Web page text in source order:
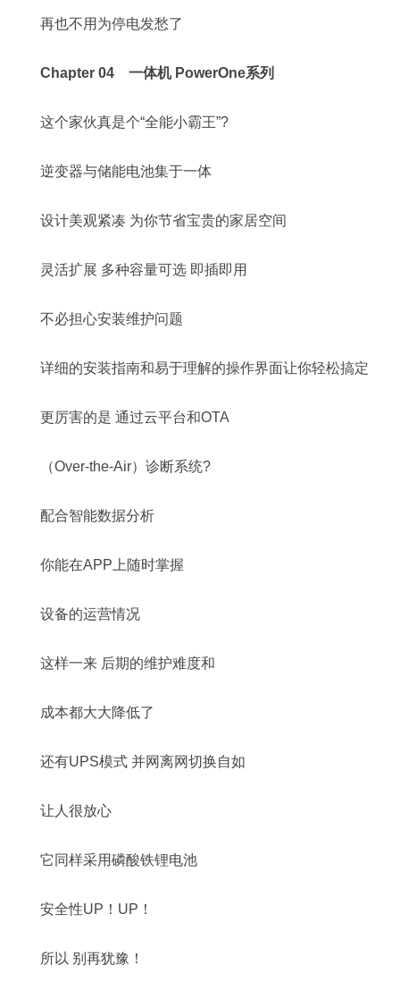
再也不用为停电发愁了
Chapter 04 一体机 PowerOne系列
这个家伙真是个“全能小霸王”?
逆变器与储能电池集于一体
设计美观紧凑 为你节省宝贵的家居空间
灵活扩展 多种容量可选 即插即用
不必担心安装维护问题
详细的安装指南和易于理解的操作界面让你轻松搞定
更厉害的是 通过云平台和OTA
（Over-the-Air）诊断系统?
配合智能数据分析
你能在APP上随时掌握
设备的运营情况
这样一来 后期的维护难度和
成本都大大降低了
还有UPS模式 并网离网切换自如
让人很放心
它同样采用磷酸铁锂电池
安全性UP！UP！
所以 别再犹豫！